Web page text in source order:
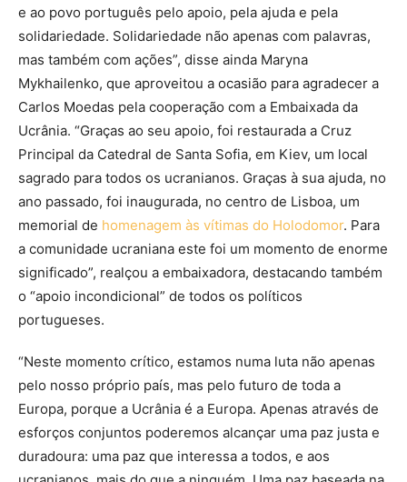
e ao povo português pelo apoio, pela ajuda e pela
solidariedade. Solidariedade não apenas com palavras,
mas também com ações”, disse ainda Maryna
Mykhailenko, que aproveitou a ocasião para agradecer a
Carlos Moedas pela cooperação com a Embaixada da
Ucrânia. “Graças ao seu apoio, foi restaurada a Cruz
Principal da Catedral de Santa Sofia, em Kiev, um local
sagrado para todos os ucranianos. Graças à sua ajuda, no
ano passado, foi inaugurada, no centro de Lisboa, um
memorial de homenagem às vítimas do Holodomor. Para
a comunidade ucraniana este foi um momento de enorme
significado”, realçou a embaixadora, destacando também
o “apoio incondicional” de todos os políticos
portugueses.
“Neste momento crítico, estamos numa luta não apenas
pelo nosso próprio país, mas pelo futuro de toda a
Europa, porque a Ucrânia é a Europa. Apenas através de
esforços conjuntos poderemos alcançar uma paz justa e
duradoura: uma paz que interessa a todos, e aos